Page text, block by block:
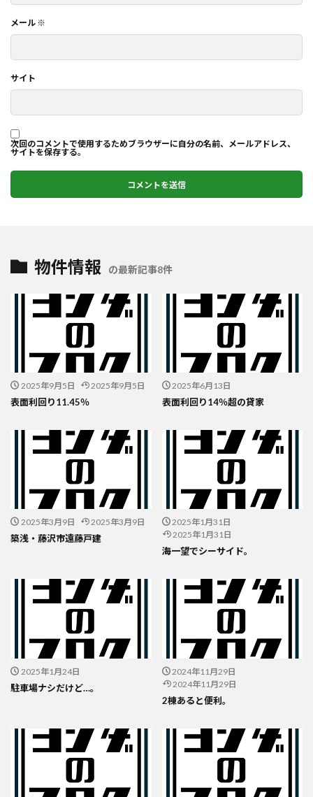
メール ※
サイト
次回のコメントで使用するためブラウザーに自分の名前、メールアドレス、
サイトを保存する。
物件情報 の最新記事8件
2025年9月5日 2025年9月5日
表面利回り11.45％
2025年6月13日
表面利回り14％超の貸家
2025年3月9日 2025年3月9日
築浅・藤沢市遠藤戸建
2025年1月31日
2025年1月31日
海一望でシーサイド。
2025年1月24日
駐車場ナシだけど…。
2024年11月29日
2024年11月29日
2棟あると便利。